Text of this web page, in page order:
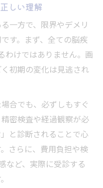
しい理解
一方で、限界やデメリ
す。まず、全ての脳疾
わけではありません。画
初期の変化は見逃され
合でも、必ずしもすぐ
密検査や経過観察が必
と診断されることで心
さらに、費用負担や検
など、実際に受診する